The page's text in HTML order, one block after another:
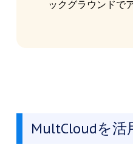
ックグラウンドで
MultCloudを活